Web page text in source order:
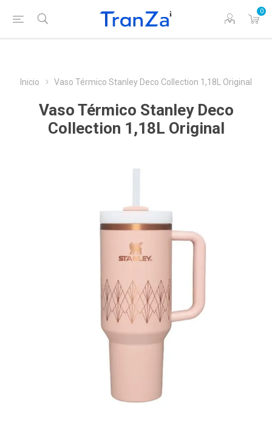
0
Inicio Vaso Térmico Stanley Deco Collection 1,18L Original
Vaso Térmico Stanley Deco
Collection 1,18L Original